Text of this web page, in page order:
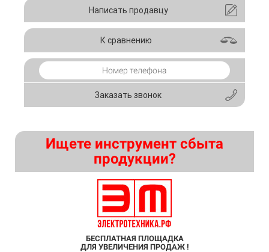
Ищете инструмент сбыта
продукции?
БЕСПЛАТНАЯ ПЛОЩАДКА
ДЛЯ УВЕЛИЧЕНИЯ ПРОДАЖ !
Написать продавцу
К сравнению
Заказать звонок